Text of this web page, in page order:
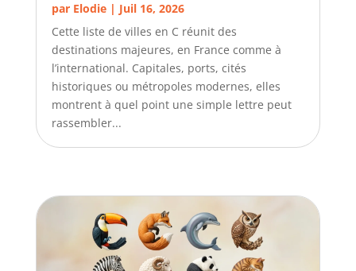
par Elodie| Juil 16, 2026
Cette liste de villes en C réunit des
destinations majeures, en France comme à
l’international. Capitales, ports, cités
historiques ou métropoles modernes, elles
montrent à quel point une simple lettre peut
rassembler...